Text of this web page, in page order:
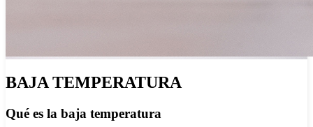
BAJA TEMPERATURA
Qué es la baja temperatura